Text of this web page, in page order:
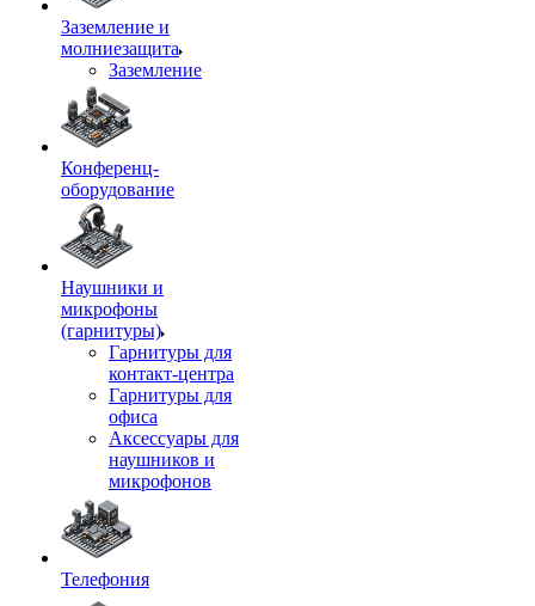
Заземление и
молниезащита
Заземление
Конференц-
оборудование
Наушники и
микрофоны
(гарнитуры)
Гарнитуры для
контакт-центра
Гарнитуры для
офиса
Аксессуары для
наушников и
микрофонов
Телефония